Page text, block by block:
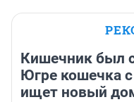
Кишечник был
Югре кошечка
ищет новый